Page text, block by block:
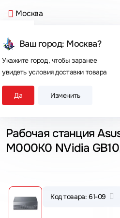
Москва
Ваш город: Москва?
Укажите город, чтобы заранее
увидеть условия доставки товара
Да Изменить
Сегодня покупают
Главная
Рабочая станция
M000K0 NVidia
Код товара: 61-09